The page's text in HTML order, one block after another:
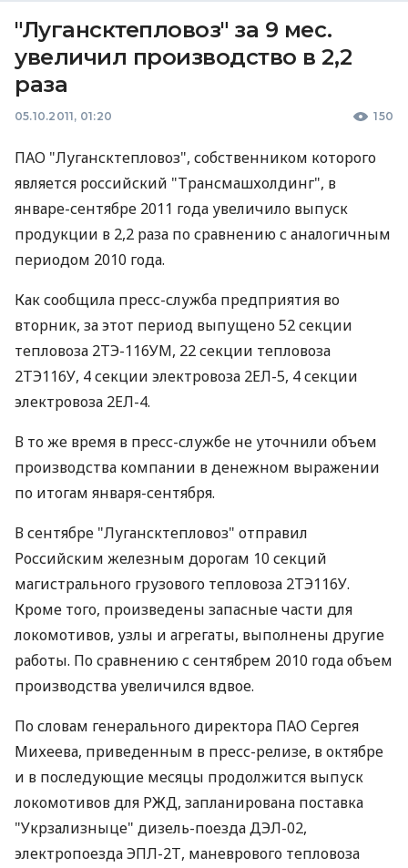
"Лугансктепловоз" за 9 мес.
увеличил производство в 2,2
раза
05.10.2011, 01:20 150
ПАО "Лугансктепловоз", собственником которого
является российский "Трансмашхолдинг", в
январе-сентябре 2011 года увеличило выпуск
продукции в 2,2 раза по сравнению с аналогичным
периодом 2010 года.
Как сообщила пресс-служба предприятия во
вторник, за этот период выпущено 52 секции
тепловоза 2ТЭ-116УМ, 22 секции тепловоза
2ТЭ116У, 4 секции электровоза 2ЕЛ-5, 4 секции
электровоза 2ЕЛ-4.
В то же время в пресс-службе не уточнили объем
производства компании в денежном выражении
по итогам января-сентября.
В сентябре "Лугансктепловоз" отправил
Российским железным дорогам 10 секций
магистрального грузового тепловоза 2ТЭ116У.
Кроме того, произведены запасные части для
локомотивов, узлы и агрегаты, выполнены другие
работы. По сравнению с сентябрем 2010 года объем
производства увеличился вдвое.
По словам генерального директора ПАО Сергея
Михеева, приведенным в пресс-релизе, в октябре
и в последующие месяцы продолжится выпуск
локомотивов для РЖД, запланирована поставка
"Укрзализныце" дизель-поезда ДЭЛ-02,
электропоезда ЭПЛ-2Т, маневрового тепловоза